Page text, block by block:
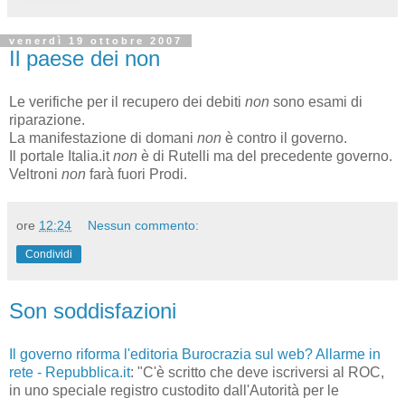
venerdì 19 ottobre 2007
Il paese dei non
Le verifiche per il recupero dei debiti non sono esami di
riparazione.
La manifestazione di domani non è contro il governo.
Il portale Italia.itnon è di Rutelli ma del precedente governo.
Veltroni non farà fuori Prodi.
ore 12:24 Nessun commento:
Condividi
Son soddisfazioni
Il governo riforma l'editoria Burocrazia sul web? Allarme in
rete - Repubblica.it: "C'è scritto che deve iscriversi al ROC,
in uno speciale registro custodito dall'Autorità per le